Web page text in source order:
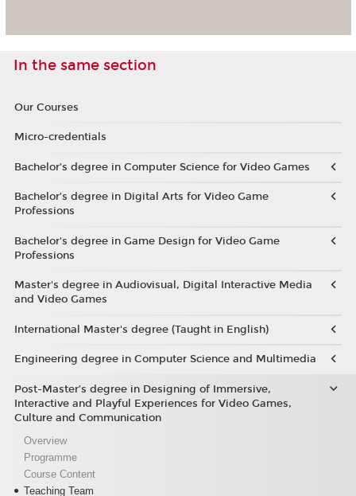
In the same section
Our Courses
Micro-credentials
Bachelor’s degree in Computer Science for Video Games
Bachelor’s degree in Digital Arts for Video Game
Professions
Bachelor's degree in Game Design for Video Game
Professions
Master's degree in Audiovisual, Digital Interactive Media
and Video Games
International Master's degree (Taught in English)
Engineering degree in Computer Science and Multimedia
Post-Master’s degree in Designing of Immersive,
Interactive and Playful Experiences for Video Games,
Culture and Communication
Overview
Programme
Course Content
Teaching Team